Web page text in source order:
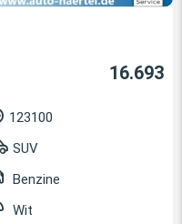
16.693
123100
SUV
Benzine
Wit